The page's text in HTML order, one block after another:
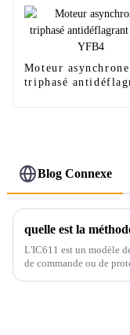
Moteur asynchrone
triphasé
Blog Connexe
L'IC611 est un modèle
de commande ou de